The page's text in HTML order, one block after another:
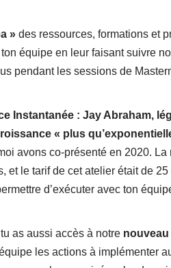
» des ressources, formations et
équipe en leur faisant suivre
pendant les sessions de
Instantanée : Jay Abraham,
« plus
avons co-présenté en 2020.
et le tarif de cet atelier était de
d’exécuter avec ton
as aussi accès à notre
les actions à implémenter